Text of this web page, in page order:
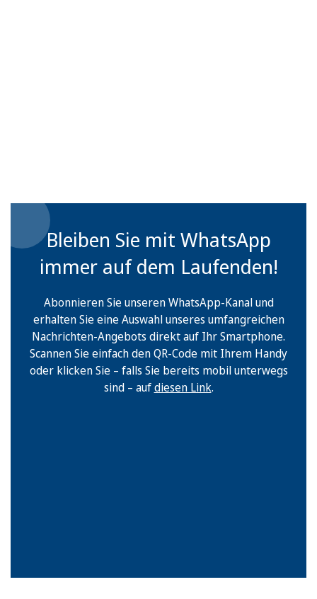
Bleiben Sie mit WhatsApp
immer auf dem Laufenden!
Abonnieren Sie unseren WhatsApp-Kanal und
erhalten Sie eine Auswahl unseres umfangreichen
Nachrichten-Angebots direkt auf Ihr Smartphone.
Scannen Sie einfach den QR-Code mit Ihrem Handy
oder klicken Sie – falls Sie bereits mobil unterwegs
sind – aufdiesen Link.